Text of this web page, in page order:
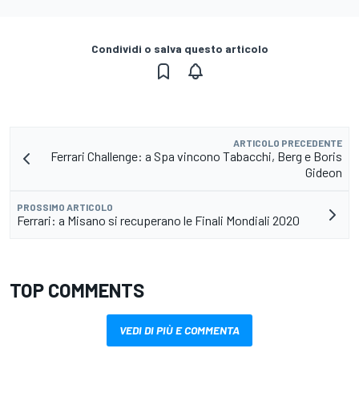
Condividi o salva questo articolo
ARTICOLO PRECEDENTE
Ferrari Challenge: a Spa vincono Tabacchi, Berg e Boris
Gideon
PROSSIMO ARTICOLO
Ferrari: a Misano si recuperano le Finali Mondiali 2020
TOP COMMENTS
VEDI DI PIÙ E COMMENTA